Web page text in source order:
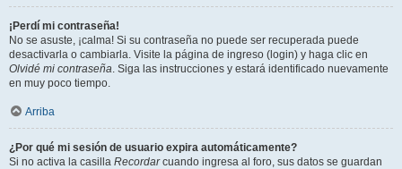
¡Perdí mi contraseña!
No se asuste, ¡calma! Si su contraseña no puede ser recuperada puede
desactivarla o cambiarla. Visite la página de ingreso (login) y haga clic en
Olvidé mi contraseña. Siga las instrucciones y estará identificado nuevamente
en muy poco tiempo.
Arriba
¿Por qué mi sesión de usuario expira automáticamente?
Si no activa la casilla Recordarcuando ingresa al foro, sus datos se guardan